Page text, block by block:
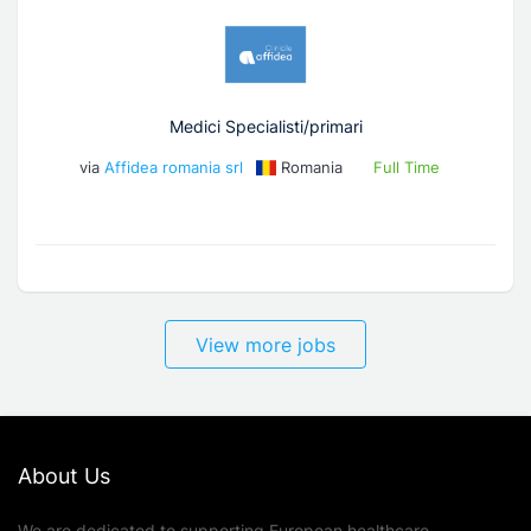
Medici Specialisti/primari
via Affidea romania srl Romania Full Time
View more jobs
About Us